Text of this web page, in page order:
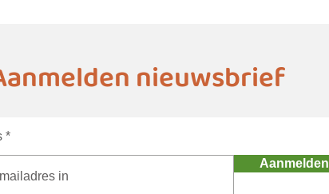
nieuwsbrief
Aanmelden